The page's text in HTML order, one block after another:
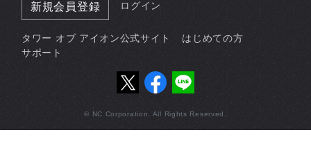
新規会員登録 ログイン
タワー オブ アイオン公式サイト
はじめての方
サポート
© NC Corporation. All Rights Reserved.